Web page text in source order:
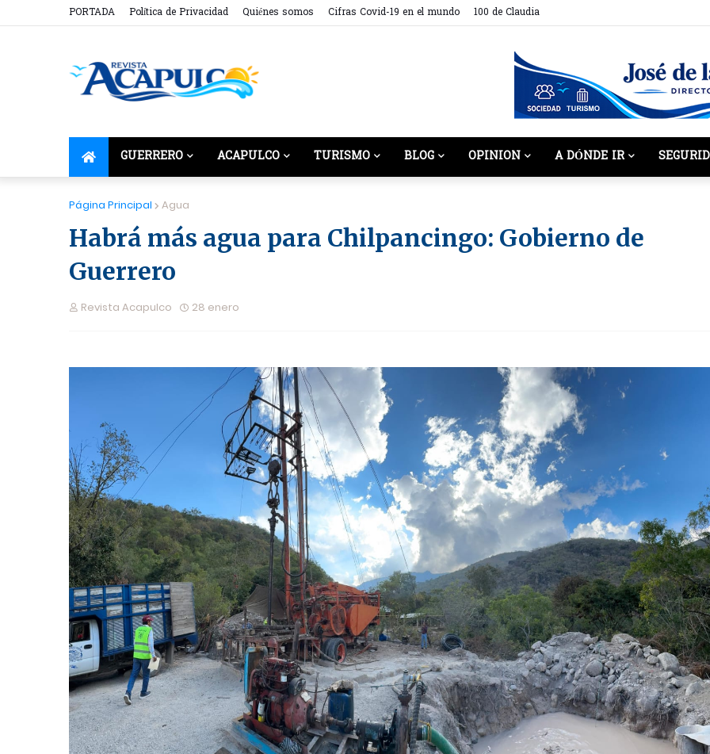
PORTADA Política de Privacidad Quiénes somos Cifras Covid-19 en el mundo 100 de Claudia
GUERRERO ACAPULCO TURISMO BLOG OPINION A DÓNDE IR
Página Principal Agua
Habrá más agua para Chilpancingo: Gobierno de
Guerrero
Revista Acapulco 28 enero